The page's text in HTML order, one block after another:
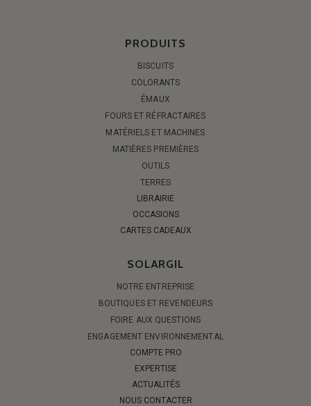
PRODUITS
BISCUITS
COLORANTS
ÉMAUX
FOURS ET RÉFRACTAIRES
MATÉRIELS ET MACHINES
MATIÈRES PREMIÈRES
OUTILS
TERRES
LIBRAIRIE
OCCASIONS
CARTES CADEAUX
SOLARGIL
NOTRE ENTREPRISE
BOUTIQUES ET REVENDEURS
FOIRE AUX QUESTIONS
ENGAGEMENT ENVIRONNEMENTAL
COMPTE PRO
EXPERTISE
ACTUALITÉS
NOUS CONTACTER